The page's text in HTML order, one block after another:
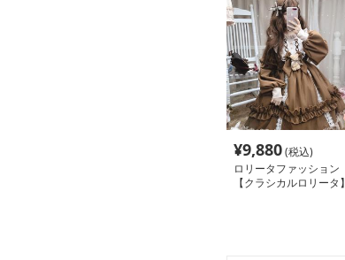
¥9,880(税込)
ロリータファッション
【クラシカルロリータ】